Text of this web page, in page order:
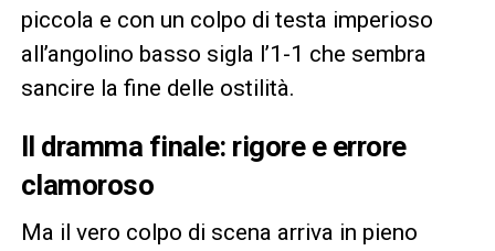
piccola e con un colpo di testa imperioso
all’angolino basso sigla l’1-1 che sembra
sancire la fine delle ostilità.
Il dramma finale: rigore e errore
clamoroso
Ma il vero colpo di scena arriva in pieno